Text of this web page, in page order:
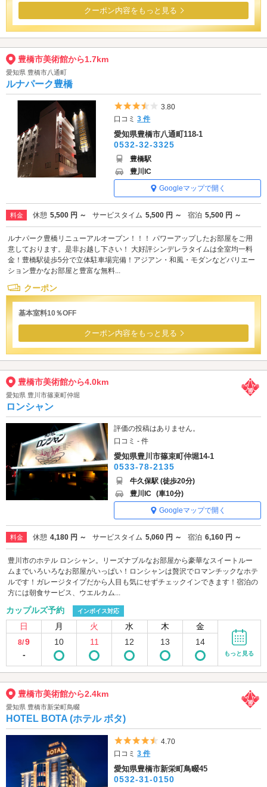
クーポン内容をもっと見る
豊橋市美術館から1.7km
愛知県 豊橋市八通町
ルナパーク豊橋
5つ星のうち3.5
3.80
口コミ3 件
愛知県豊橋市八通町118-1
0532-32-3325
豊橋駅
豊川IC
Googleマップで開く
料金 休憩 5,500 円 ～ サービスタイム 5,500 円 ～ 宿泊 5,500 円 ～
ルナパーク豊橋リニューアルオープン！！！ パワーアップしたお部屋をご用
意しております。是非お越し下さい！ 大好評シンデレラタイムは全室均一料
金！豊橋駅徒歩5分で立体駐車場完備！アジアン・和風・モダンなどバリエー
ション豊かなお部屋と豊富な無料...
クーポン
基本室料10％OFF
クーポン内容をもっと見る
豊橋市美術館から4.0km
愛知県 豊川市篠束町仲堀
ロンシャン
評価の投稿はありません。
口コミ - 件
愛知県豊川市篠束町仲堀14-1
0533-78-2135
牛久保駅 (徒歩20分)
豊川IC (車10分)
Googleマップで開く
料金 休憩 4,180 円 ～ サービスタイム 5,060 円 ～ 宿泊 6,160 円 ～
豊川市のホテル ロンシャン。リーズナブルなお部屋から豪華なスイートルー
ムまでいろいろなお部屋がいっぱい！ロンシャンは贅沢でロマンチックなホテ
ルです！ガレージタイプだから人目も気にせずチェックインできます！宿泊の
方には朝食サービス、ウエルカム...
カップルズ予約 インボイス対応
日 月 火 水 木 金
8/9
-
10 11 12 13 14
もっと見る
豊橋市美術館から2.4km
愛知県 豊橋市新栄町鳥畷
HOTEL BOTA (ホテル ボタ)
5つ星のうち4.5
4.70
口コミ3 件
愛知県豊橋市新栄町鳥畷45
0532-31-0150